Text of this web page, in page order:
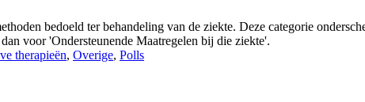
bedoeld ter behandeling van de ziekte. Deze categorie
voor 'Ondersteunende Maatregelen bij die ziekte'.
therapieën, Overige, Polls